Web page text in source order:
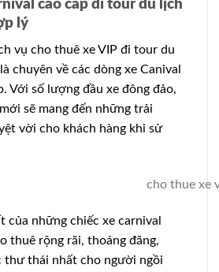
cao cấp đi tour du lịch
lý
vụ cho thuê xe VIP đi tour du
chuyên về các dòng xe Canival
Với số lượng đầu xe đông đảo,
sẽ mang đến những trải
vời cho khách hàng khi sử
của những chiếc xe carnival
thuê rộng rãi, thoáng đãng,
thư thái nhất cho người ngồi